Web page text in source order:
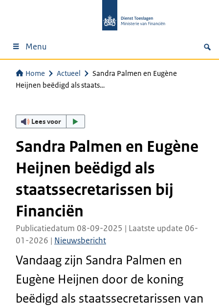
Menu
Home Actueel
Sandra Palmen en Eugène
Heijnen beëdigd als staats…
Lees voor
Sandra Palmen en Eugène
Heijnen beëdigd als
staatssecretarissen bij
Financiën
Publicatiedatum 08-09-2025 | Laatste update 06-
01-2026 | Nieuwsbericht
Vandaag zijn Sandra Palmen en
Eugène Heijnen door de koning
beëdigd als staatssecretarissen van